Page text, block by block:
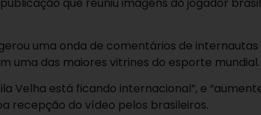
uma onda de comentários de
uma das maiores vitrines do esporte mundial.
Velha está ficando internacional”, e
recepção do vídeo pelos brasileiros.